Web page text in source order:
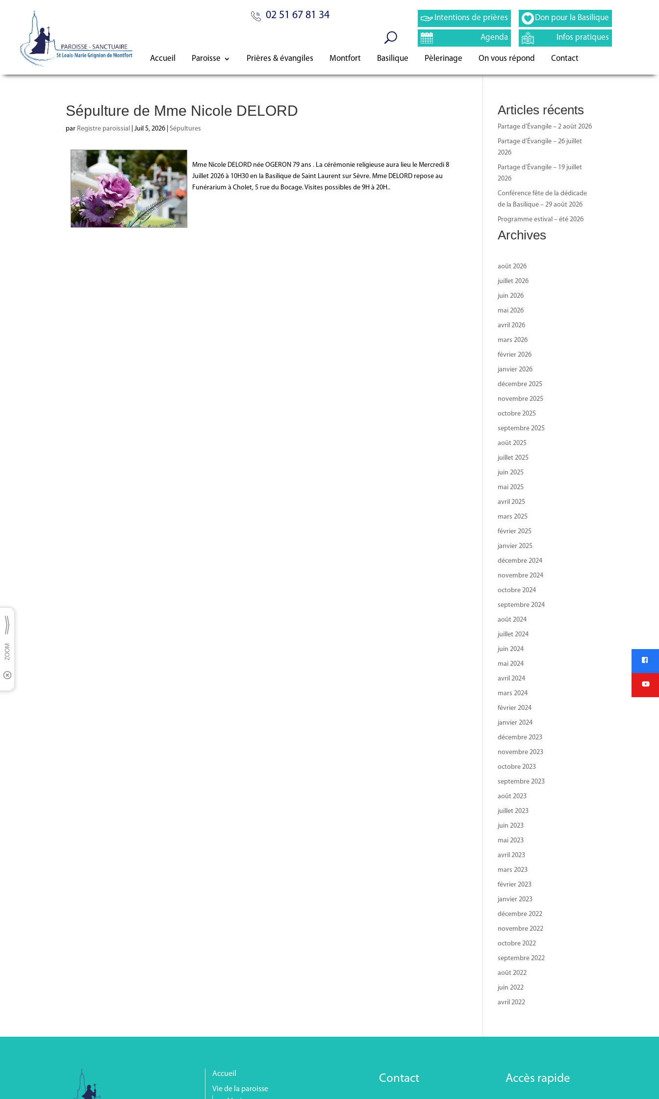
02 51 67 81 34 Intentions de prières
Agenda
Don pour la Basilique
Infos pratiques
Accueil Paroisse Prières & évangiles Montfort Basilique Pèlerinage On vous répond Contact
Sépulture de Mme Nicole DELORD
par Registre paroissial |Juil 5, 2026 |Sépultures
Mme Nicole DELORD née OGERON 79 ans . La cérémonie religieuse aura lieu le Mercredi 8
Juillet 2026 à 10H30 en la Basilique de Saint Laurent sur Sèvre. Mme DELORD repose au
Funérarium à Cholet, 5 rue du Bocage. Visites possibles de 9H à 20H..
Articles récents
Partage d’Évangile – 2 août 2026
Partage d’Évangile – 26 juillet
2026
Partage d’Évangile – 19 juillet
2026
Conférence fête de la dédicade
de la Basilique – 29 août 2026
Programme estival – été 2026
Archives
août 2026
juillet 2026
juin 2026
mai 2026
avril 2026
mars 2026
février 2026
janvier 2026
décembre 2025
novembre 2025
octobre 2025
septembre 2025
août 2025
juillet 2025
juin 2025
mai 2025
avril 2025
mars 2025
février 2025
janvier 2025
décembre 2024
novembre 2024
octobre 2024
septembre 2024
août 2024
juillet 2024
juin 2024
mai 2024
avril 2024
mars 2024
février 2024
janvier 2024
décembre 2023
novembre 2023
octobre 2023
septembre 2023
août 2023
juillet 2023
juin 2023
mai 2023
avril 2023
mars 2023
février 2023
janvier 2023
décembre 2022
novembre 2022
octobre 2022
septembre 2022
août 2022
juin 2022
avril 2022
Accueil
Vie de la paroisse
Contact Accès rapide